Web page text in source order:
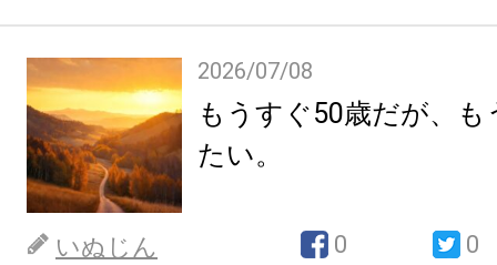
2026/07/08
もうすぐ50歳だが、も
たい。
いぬじん 0 0